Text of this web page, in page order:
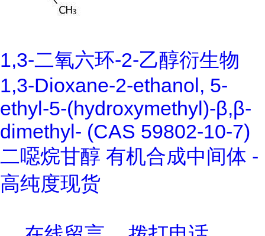
1,3-二氧六环-2-乙醇衍生物
1,3-Dioxane-2-ethanol, 5-
ethyl-5-(hydroxymethyl)-β,β-
dimethyl- (CAS 59802-10-7)
二噁烷甘醇 有机合成中间体 -
高纯度现货